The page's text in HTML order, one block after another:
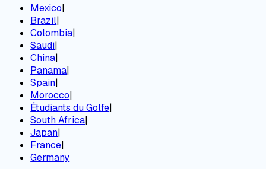
Mexico|
Brazil|
Colombia|
Saudi|
China|
Panama|
Spain|
Morocco|
Étudiants du Golfe|
South Africa|
Japan|
France|
Germany